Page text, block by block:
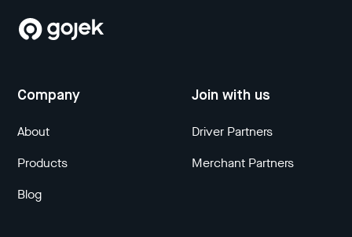
Company
About
Products
Blog
Join with us
Driver Partners
Merchant Partners